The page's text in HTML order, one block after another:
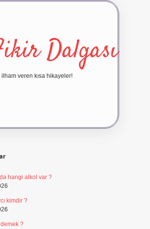
Dalgası
ilham veren kısa hikayeler!
hangi alkol var ?
kimdir ?
?